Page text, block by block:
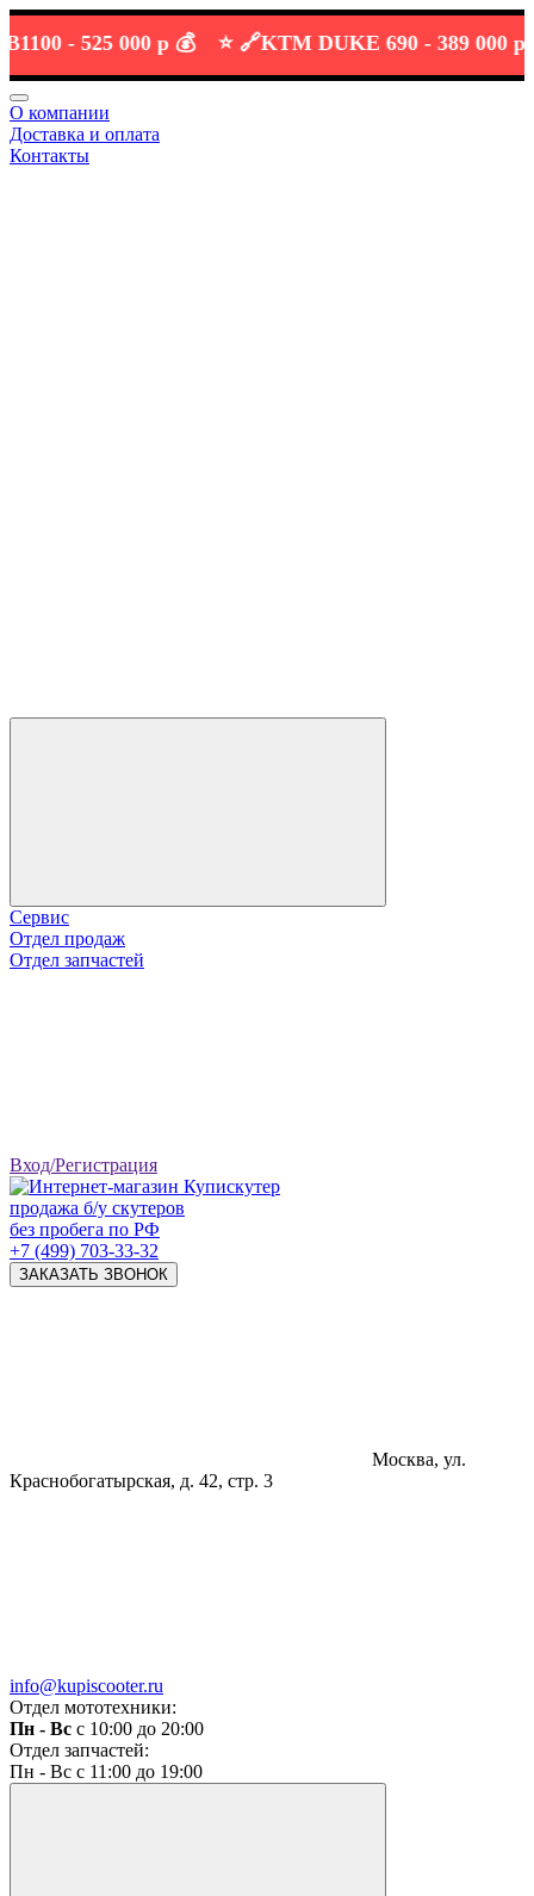
-525 000 р 💰 ⭐️ 🔗 KTM DUKE 690 -389 000 р 💰
О компании
Доставка и оплата
Контакты
Сервис
Отдел продаж
Отдел запчастей
Вход/Регистрация
продажа б/у скутеров
без пробега по РФ
+7 (499) 703-33-32
ЗАКАЗАТЬ ЗВОНОК
Москва, ул.
Краснобогатырская, д. 42, стр. 3
info@kupiscooter.ru
Отдел мототехники:
Пн - Вс с 10:00 до 20:00
Отдел запчастей:
Пн - Вс с 11:00 до 19:00